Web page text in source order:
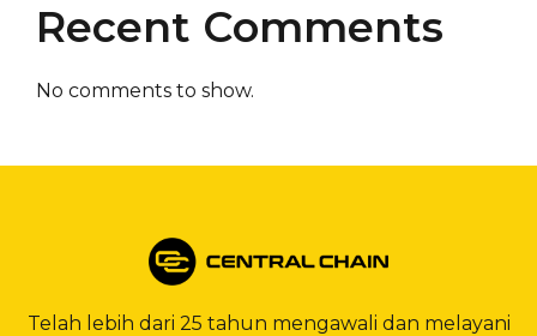
Recent Comments
No comments to show.
Telah lebih dari 25 tahun mengawali dan melayani